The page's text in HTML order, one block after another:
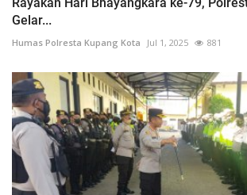
Gelar...
Humas Polresta Kupang Kota Jul 1, 2025 881